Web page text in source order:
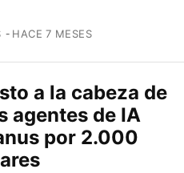
HACE 7 MESES
a la cabeza de
agentes de IA
por 2.000